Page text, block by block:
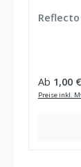
Regulärer
Ab 1,00 €
Preise inkl.